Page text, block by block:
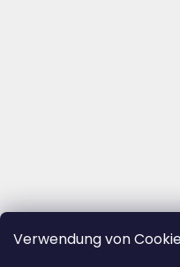
Verwendung von